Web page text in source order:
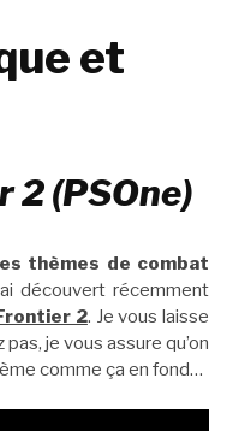
et
2 (PSOne)
thèmes de combat
découvert récemment
2. Je vous laisse
je vous assure qu’on
comme ça en fond…